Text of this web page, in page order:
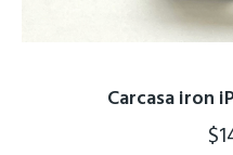
Carcasa iron
$